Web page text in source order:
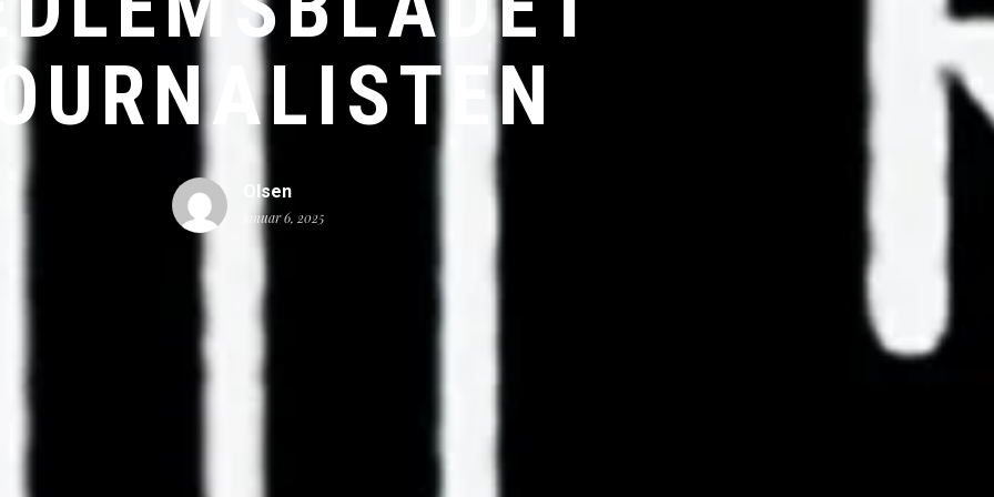
Olsen
januar 6, 2025